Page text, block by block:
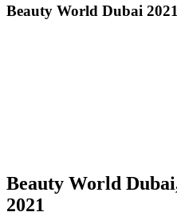
Beauty World Dubai 2021
Beauty World
2021